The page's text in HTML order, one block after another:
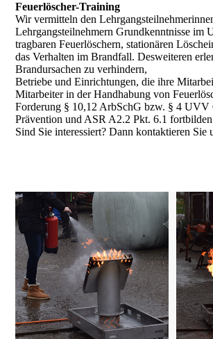
Feuerlöscher-Training
Wir vermitteln den
Lehrgangsteilnehmern Grundkenntnisse im
tragbaren Feuerlöschern, stationären
das Verhalten im Brandfall. Desweiteren
Brandursachen zu verhindern,
Betriebe und Einrichtungen, die ihre
Mitarbeiter in der Handhabung von
Forderung § 10,12 ArbSchG bzw. § 4 UVV
Prävention und ASR A2.2 Pkt. 6.1
Sind Sie interessiert? Dann kontaktieren Sie